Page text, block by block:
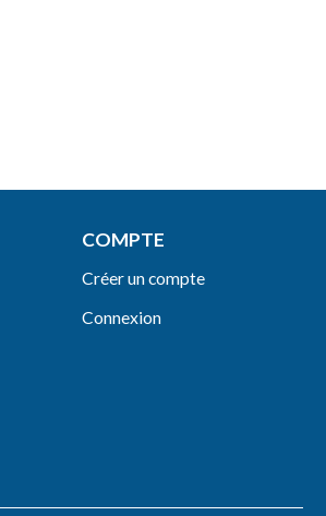
COMPTE
Créer un compte
Connexion